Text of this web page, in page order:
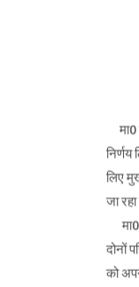
मा0
निर्णय
लिए
जा
मा0
दोनों
को